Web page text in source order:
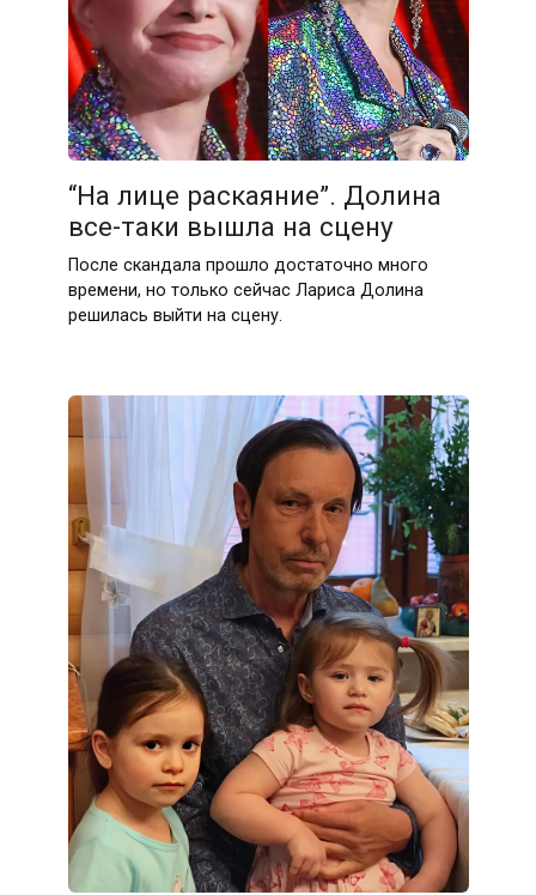
“На лице раскаяние”. Долина
все-таки вышла на сцену
После скандала прошло достаточно много
времени, но только сейчас Лариса Долина
решилась выйти на сцену.